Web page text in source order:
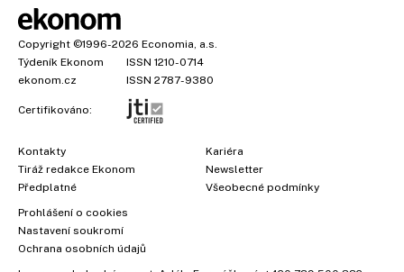
Copyright ©1996-2026 Economia, a.s.
Týdeník Ekonom
ISSN 1210-0714
ekonom.cz
ISSN 2787-9380
Certifikováno:
Kontakty
Tiráž redakce Ekonom
Předplatné
Kariéra
Newsletter
Všeobecné podmínky
Prohlášení o cookies
Nastavení soukromí
Ochrana osobních údajů